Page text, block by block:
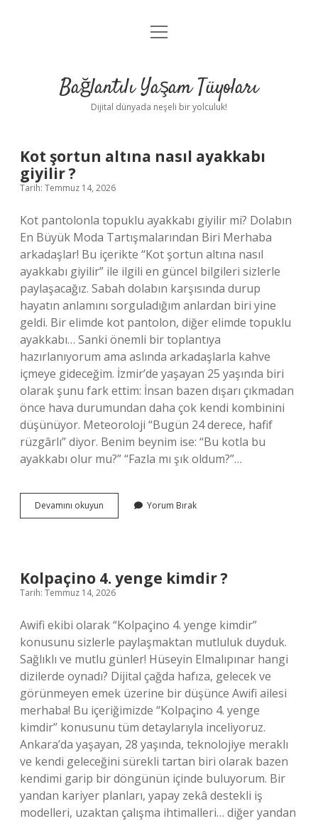
Anasayfa
Yasal Uyarı
menüyü
Bağlantılı Yaşam Tüyoları
Dijital dünyada neşeli bir yolculuk!
Bağlantılı
Yaşam
Tüyoları
Yazılar
Kot şortun altına nasıl ayakkabı
giyilir ?
Tarih: Temmuz 14, 2026
Kot pantolonla topuklu ayakkabı giyilir mi? Dolabın
En Büyük Moda Tartışmalarından Biri Merhaba
arkadaşlar! Bu içerikte “Kot şortun altına nasıl
ayakkabı giyilir” ile ilgili en güncel bilgileri sizlerle
paylaşacağız. Sabah dolabın karşısında durup
hayatın anlamını sorguladığım anlardan biri yine
geldi. Bir elimde kot pantolon, diğer elimde topuklu
ayakkabı… Sanki önemli bir toplantıya
hazırlanıyorum ama aslında arkadaşlarla kahve
içmeye gideceğim. İzmir’de yaşayan 25 yaşında biri
olarak şunu fark ettim: İnsan bazen dışarı çıkmadan
önce hava durumundan daha çok kendi kombinini
düşünüyor. Meteoroloji “Bugün 24 derece, hafif
rüzgârlı” diyor. Benim beynim ise: “Bu kotla bu
ayakkabı olur mu?” “Fazla mı şık oldum?”…
Devamını okuyun
şortun
?
Yorum Bırak
Kolpaçino 4. yenge kimdir ?
Tarih: Temmuz 14, 2026
Awifi ekibi olarak “Kolpaçino 4. yenge kimdir”
konusunu sizlerle paylaşmaktan mutluluk duyduk.
Sağlıklı ve mutlu günler! Hüseyin Elmalıpınar hangi
dizilerde oynadı? Dijital çağda hafıza, gelecek ve
görünmeyen emek üzerine bir düşünce Awifi ailesi
merhaba! Bu içeriğimizde “Kolpaçino 4. yenge
kimdir” konusunu tüm detaylarıyla inceliyoruz.
Ankara’da yaşayan, 28 yaşında, teknolojiye meraklı
ve kendi geleceğini sürekli tartan biri olarak bazen
kendimi garip bir döngünün içinde buluyorum. Bir
yandan kariyer planları, yapay zekâ destekli iş
modelleri, uzaktan çalışma ihtimalleri… diğer yandan